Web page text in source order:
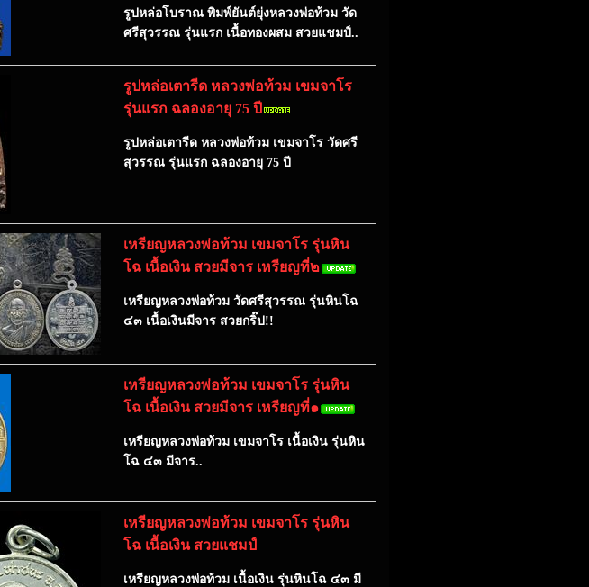
รูปหล่อโบราณ พิมพ์ยันต์ยุ่งหลวงพ่อท้วม วัด
ศรีสุวรรณ รุ่นแรก เนื้อทองผสม สวยแชมป์..
รูปหล่อเตารีด หลวงพ่อท้วม เขมจาโร
รุ่นแรก ฉลองอายุ 75 ปี
รูปหล่อเตารีด หลวงพ่อท้วม เขมจาโร วัดศรี
สุวรรณ รุ่นแรก ฉลองอายุ 75 ปี
เหรียญหลวงพ่อท้วม เขมจาโร รุ่นหิน
โฉ เนื้อเงิน สวยมีจาร เหรียญที่๒
เหรียญหลวงพ่อท้วม วัดศรีสุวรรณ รุ่นหินโฉ
๔๓ เนื้อเงินมีจาร สวยกริ๊ป!!
เหรียญหลวงพ่อท้วม เขมจาโร รุ่นหิน
โฉ เนื้อเงิน สวยมีจาร เหรียญที่๑
เหรียญหลวงพ่อท้วม เขมจาโร เนื้อเงิน รุ่นหิน
โฉ ๔๓ มีจาร..
เหรียญหลวงพ่อท้วม เขมจาโร รุ่นหิน
โฉ เนื้อเงิน สวยแชมป์
เหรียญหลวงพ่อท้วม เนื้อเงิน รุ่นหินโฉ ๔๓ มี